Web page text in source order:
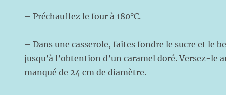
– Préchauffez le four à 180°C.
– Dans une casserole, faites fondre le sucre et le
jusqu’à l’obtention d’un caramel doré. Versez-le
manqué de 24 cm de diamètre.